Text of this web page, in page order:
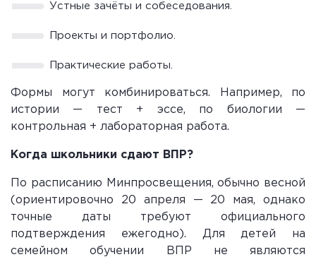
Устные зачёты и собеседования.
Проекты и портфолио.
Практические работы.
Формы могут комбинироваться. Например, по
истории — тест + эссе, по биологии —
контрольная + лабораторная работа.
Когда школьники сдают ВПР?
По расписанию Минпросвещения, обычно весной
(ориентировочно 20 апреля — 20 мая, однако
точные даты требуют официального
подтверждения ежегодно). Для детей на
семейном обучении ВПР не являются